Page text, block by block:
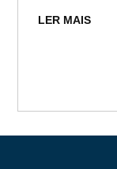
LER MAIS